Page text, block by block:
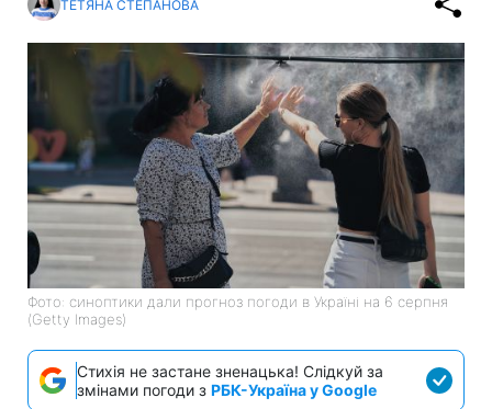
ТЕТЯНА СТЕПАНОВА
Фото: синоптики дали прогноз погоди в Україні на 6 серпня
(Getty Images)
Стихія не застане зненацька! Слідкуй за
змінами погоди з РБК-Україна у Google